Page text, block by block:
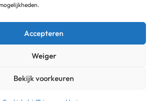
Accepteren
Weiger
Bekijk voorkeuren
zondag van de maand geopend